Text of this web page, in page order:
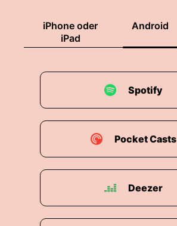
iPhone oder
iPad
Android
Spotify
Pocket Casts
Deezer